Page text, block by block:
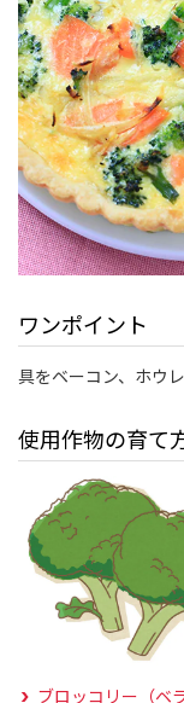
ワンポイント
具をベーコン、ホウ
使用作物の育て
ブロッコリー（ベ